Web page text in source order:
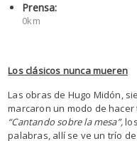
Prensa:
0km
Los clásicos nunca mueren
Las obras de Hugo Midón,
marcaron un modo de
“Cantando sobre la mesa”,
palabras, allí se ve un trío